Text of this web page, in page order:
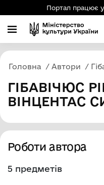
Портал працює
Головна Автори
ГІБАВІЧЮС
ВІНЦЕНТАС
Роботи автора
5 предметів